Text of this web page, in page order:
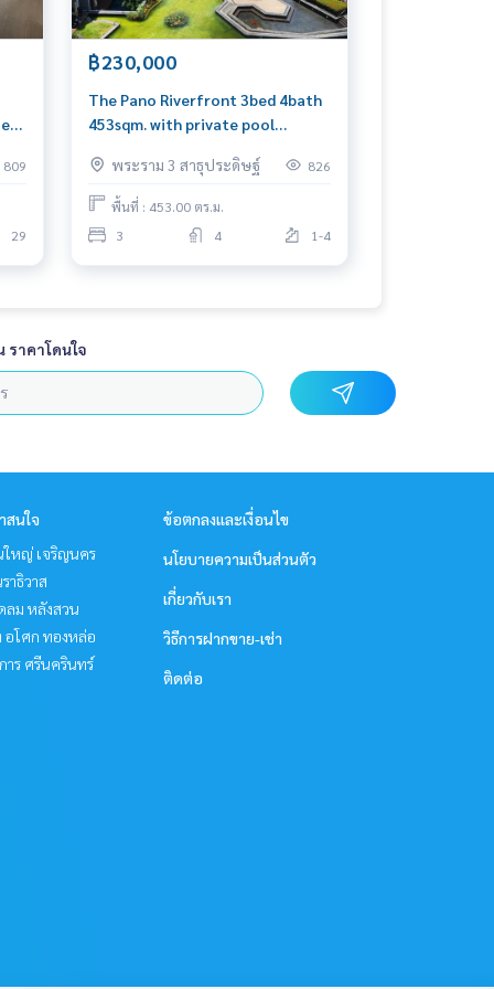
809
29
฿230,000
The Pano Riverfront 3bed 4bath
453sqm. with private pool
พระราม 3 สาธุประดิษฐ์
826
พื้นที่ : 453.00 ตร.ม.
3
4 1-4
ราคาโดนใจ
สนใจ
ใหญ่ เจริญนคร
าธิวาส
ลม หลังสวน
อโศก ทองหล่อ
ร ศรีนครินทร์
ข้อตกลงและเงื่อนไข
นโยบายความเป็นส่วนตัว
เกี่ยวกับเรา
วิธีการฝากขาย-เช่า
ติดต่อ